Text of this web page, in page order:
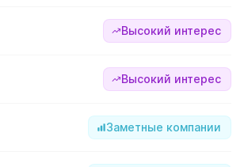
Высокий интерес
Высокий интерес
Заметные компании